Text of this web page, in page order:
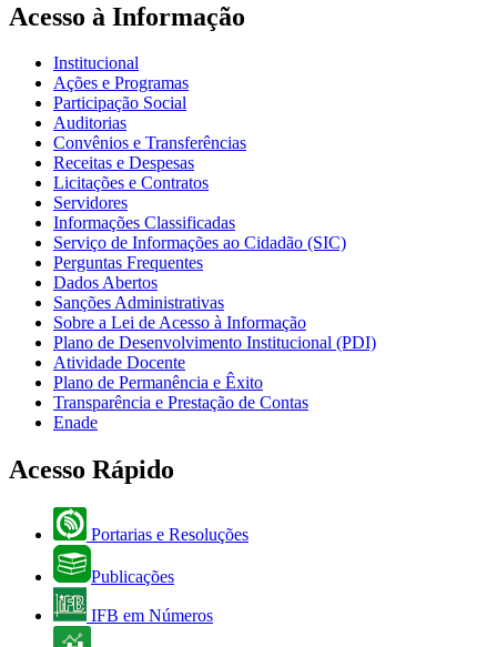
Acesso à Informação
Institucional
Ações e Programas
Participação Social
Auditorias
Convênios e Transferências
Receitas e Despesas
Licitações e Contratos
Servidores
Informações Classificadas
Serviço de Informações ao Cidadão (SIC)
Perguntas Frequentes
Dados Abertos
Sanções Administrativas
Sobre a Lei de Acesso à Informação
Plano de Desenvolvimento Institucional (PDI)
Atividade Docente
Plano de Permanência e Êxito
Transparência e Prestação de Contas
Enade
Acesso Rápido
Portarias e Resoluções
Publicações
IFB em Números